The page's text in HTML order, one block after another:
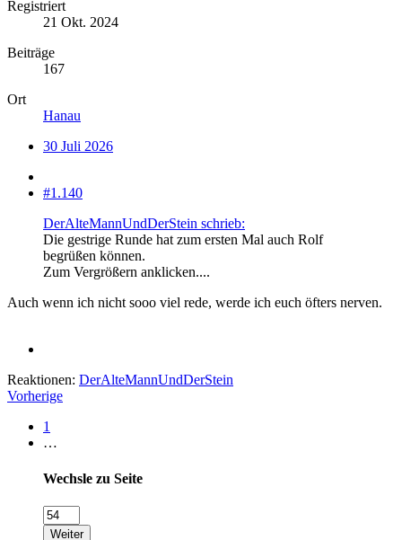
Registriert
21 Okt. 2024
Beiträge
167
Ort
Hanau
30 Juli 2026
#1.140
DerAlteMannUndDerStein schrieb:
Die gestrige Runde hat zum ersten Mal auch Rolf
begrüßen können.
Zum Vergrößern anklicken....
Auch wenn ich nicht sooo viel rede, werde ich euch öfters nerven.
Reaktionen: DerAlteMannUndDerStein
Vorherige
1
…
Wechsle zu Seite
Weiter